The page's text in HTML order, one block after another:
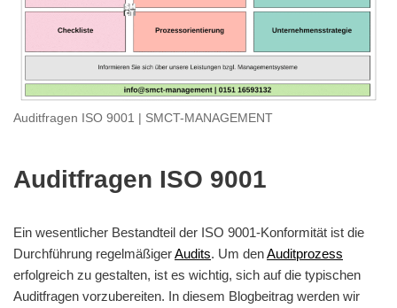
Auditfragen ISO 9001 | SMCT-MANAGEMENT
Auditfragen ISO 9001
Ein wesentlicher Bestandteil der ISO 9001-Konformität ist die
Durchführung regelmäßigerAudits. Um denAuditprozess
erfolgreich zu gestalten, ist es wichtig, sich auf die typischen
Auditfragen vorzubereiten. In diesem Blogbeitrag werden wir